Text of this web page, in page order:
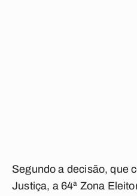
Segundo a decisão, que
Justiça, a 64ª Zona